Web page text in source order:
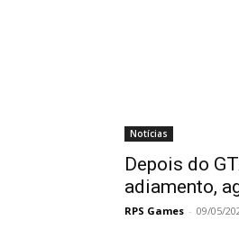
Notícias
Depois do
adiamento,
RPS Games - 09/05/